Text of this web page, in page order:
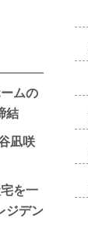
ムの
結
凪咲
を一
ジデン